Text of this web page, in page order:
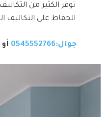
توفر الكثير من
الحفاظ على التكاليف
جوال:0545552766 أو